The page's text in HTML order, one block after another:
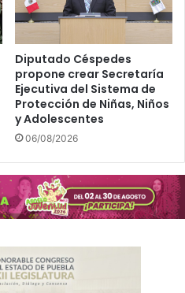
Diputado Céspedes
propone crear Secretaría
Ejecutiva del Sistema de
Protección de Niñas, Niños
y Adolescentes
06/08/2026